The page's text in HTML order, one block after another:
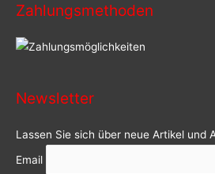
Zahlungsmethoden
Newsletter
Lassen Sie sich über neue Artikel und
Email